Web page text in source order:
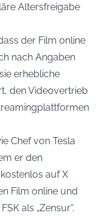
Altersfreigabe
der Film online
nach Angaben
erhebliche
den Videovertrieb
Chef von Tesla
er den
auf X
Film online und
als „Zensur“.